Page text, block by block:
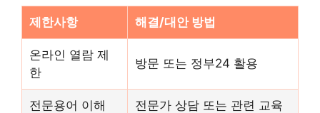
제한사항 해결/대안 방법
온라인 열람 제
한
방문 또는 정부24 활용
전문용어 이해
전문가 상담 또는 관련 교육